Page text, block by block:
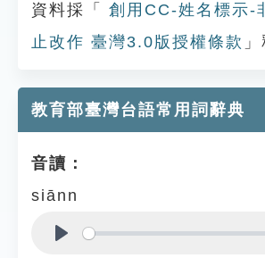
資料採「
創用CC-姓名標示-
止改作 臺灣3.0版授權條款
教育部臺灣台語常用詞辭典
音讀：
siānn